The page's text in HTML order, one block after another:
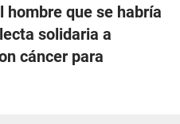
hombre que se habría
solidaria a
cáncer para